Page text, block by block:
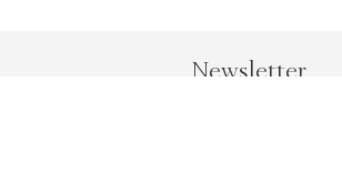
Newsletter